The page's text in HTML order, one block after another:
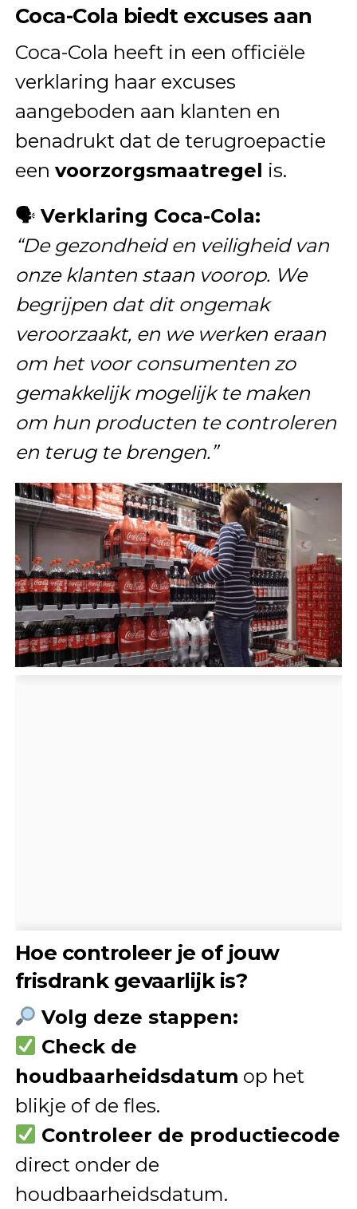
Coca-Cola biedt excuses aan
Coca-Cola heeft in een officiële
verklaring haar excuses
aangeboden aan klanten en
benadrukt dat de terugroepactie
een voorzorgsmaatregel is.
🗣 Verklaring Coca-Cola:
“De gezondheid en veiligheid van
onze klanten staan voorop. We
begrijpen dat dit ongemak
veroorzaakt, en we werken eraan
om het voor consumenten zo
gemakkelijk mogelijk te maken
om hun producten te controleren
en terug te brengen.”
Hoe controleer je of jouw
frisdrank gevaarlijk is?
Volg deze stappen:
Check de
houdbaarheidsdatum op het
blikje of de fles.
Controleer de productiecode
direct onder de
houdbaarheidsdatum.